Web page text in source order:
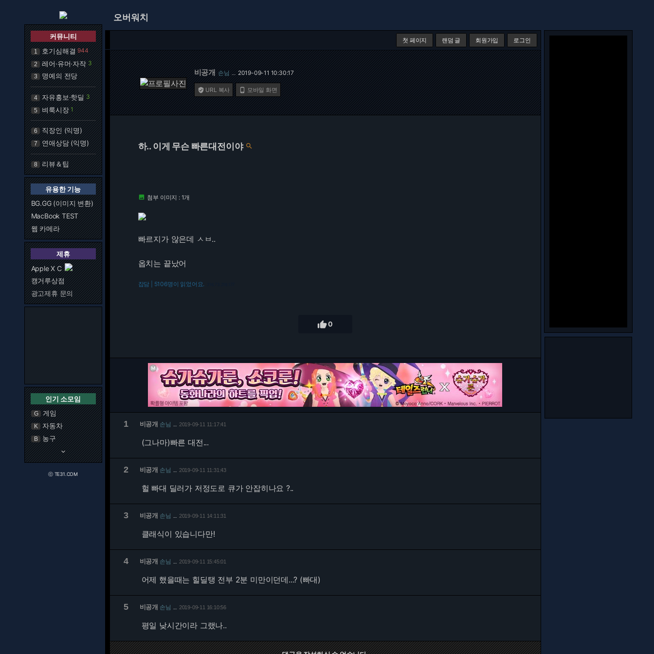
커뮤니티
1 호기심해결 944
2 레어·유머·자작 3
3 명예의 전당
4 자유홍보·핫딜 3
5 벼룩시장 1
6 직장인 (익명)
7 연애상담 (익명)
8 리뷰＆팁
유용한 기능
BG.GG (이미지 변환)
MacBook TEST
웹 카메라
제휴
Apple X C
캥거루상점
광고제휴 문의
인기 소모임
G 게임
K 자동차
B 농구
keyboard_arrow_down
ⓒ TE31.COM
오버워치
첫 페이지 랜덤 글 회원가입 로그인
비공개 손님 … 2019-09-11 10:30:17
 URL 복사  모바일 화면
하.. 이게 무슨 빠른대전이야 
 첨부 이미지 : 1개
빠르지가 않은데 ㅅㅂ..
옵치는 끝났어
잡담 | 5106명이 읽었어요.
0
1 비공개 손님 2019-09-11 11:17:41
(그나마)빠른 대전...
2 비공개 손님 2019-09-11 11:31:43
헐 빠대 딜러가 저정도로 큐가 안잡히나요 ?..
3 비공개 손님 2019-09-11 14:11:31
클래식이 있습니다만!
4 비공개 손님 2019-09-11 15:45:01
어제 했을때는 힐딜탱 전부 2분 미만이던데...? (빠대)
5 비공개 손님 2019-09-11 16:10:56
평일 낮시간이라 그랬나..